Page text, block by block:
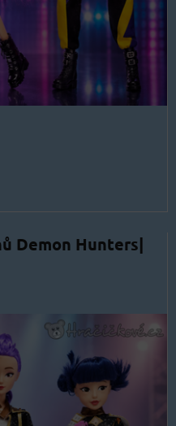
Demon Hunters|